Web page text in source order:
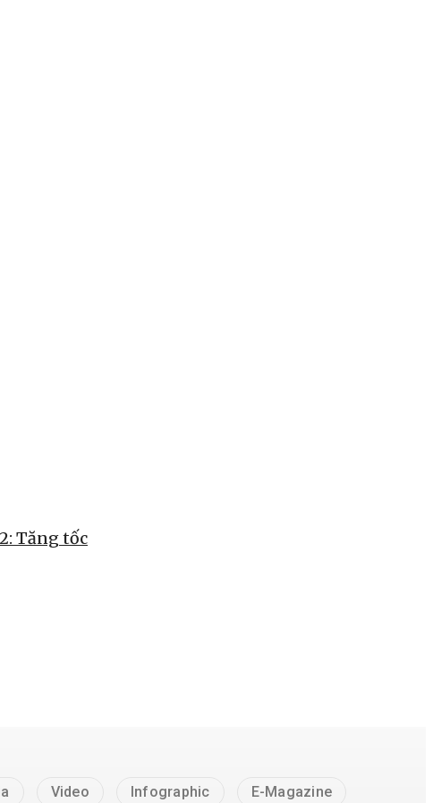
Tăng tốc
Video Infographic E-Magazine